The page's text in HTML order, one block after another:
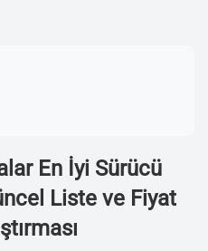
En İyi Sürücü
Liste ve Fiyat